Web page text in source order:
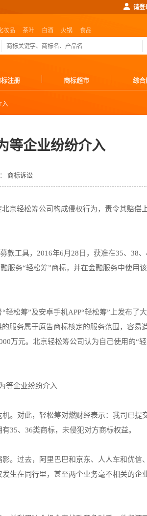
请登
妆品 茶叶 白酒 火锅
食品
注册 商标超市 综
等企业纷纷介入
商标诉讼
京轻松筹公司构成侵权行为，责令其赔偿
款工具，2016年6月28日，获准在35、38、
服务“轻松筹”商标，并在金融服务中使用
轻松筹”及安卓手机APP“轻松筹”上发布了
服务属于原告商标核定的服务范围，容易
万元。北京轻松筹公司认为自己使用的“
。对此，轻松筹对燃财经表示：我司已提
35、36类商标，未侵犯对方商标权益。
。过去，阿里巴巴和京东、人人车和优信
生在同行里，甚至两个业务毫不相关的企